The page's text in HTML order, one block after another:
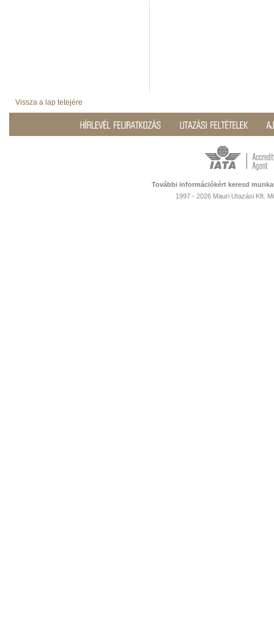
Vissza a lap tetejére
További információkért keresd
1997 - 2026 Mauri Utazási Kft.